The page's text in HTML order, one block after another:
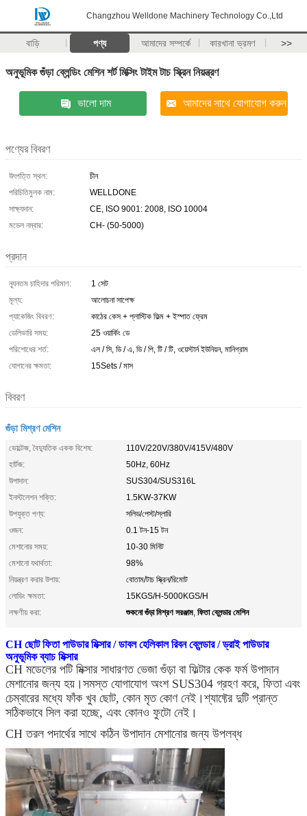
Changzhou Welldone Machinery Technology Co.,Ltd
বাড়ি পণ্য আমাদের সম্পর্কে কারখানা ভ্রমণ >>
অনুভূমিক গুঁড়া ব্লেন্ডিং মেশিন শর্ট মিক্সিং টাইম টাচ স্ক্রিন নিয়ন্ত্রণ
ভালো দাম আমাদের সাথে যোগাযোগ করুন
পণ্যের বিবরণ
উৎপত্তি স্থল:
চীন
পরিচিতিমুলক নাম:
WELLDONE
সাক্ষ্যদান:
CE, ISO 9001: 2008, ISO 10004
মডেল নম্বার:
CH- (50-5000)
প্রদান
ন্যূনতম চাহিদার পরিমাণ:
1 সেট
মূল্য:
আলোচনা সাপেক্ষ
প্যাকেজিং বিবরণ:
কাঠের কেস + প্লাস্টিক ফিল্ম + ইস্পাত ফ্রেম
ডেলিভারি সময়:
25 ওয়ার্কিং ডে
পরিশোধের শর্ত:
এল / সি, ডি / এ, ডি / পি, টি / টি, ওয়েস্টার্ন ইউনিয়ন, মানিগ্রাম
যোগানের ক্ষমতা:
15Sets / মাস
বিবরণ
গুঁড়া মিশ্রণ মেশিন
ভোল্টেজ, বৈদ্যুতিক একক বিশেষ:
110V/220V/380V/415V/480V
হার্টজ:
50Hz, 60Hz
উপাদান:
SUS304/SUS316L
ইনস্টলেশন শক্তি:
1.5KW-37KW
উপযুক্ত পণ্য:
সলিড/পেস্ট/স্লারি
ওজন:
0.1 টন-15 টন
মেশানোর সময়:
10-30 মিনিট
মেশানো যথার্থতা:
98%
নিয়ন্ত্রণ করার উপায়:
বোতাম/টাচ স্ক্রিন/রিমোট
লোডিং ক্ষমতা:
15KGS/H-5000KGS/H
লক্ষণীয় করা:
শুকনো গুঁড়া মিশ্রণ সরঞ্জাম, ফিতা ব্লেন্ডার মেশিন
CH ছোট ফিতা পাউডার মিক্সার / ডাবল হেলিকাল রিবন ব্লেন্ডার / ড্রাই পাউডার
অনুভূমিক ব্যাচ মিক্সার
CH মডেলের পটি মিক্সার সাধারণত ভেজা গুঁড়া বা ফিল্টার কেক ফর্ম উপাদান
মেশানোর জন্য হয়।সমস্ত যোগাযোগ অংশ SUS304 গ্রহণ করে, ফিতা এবং
চেম্বারের মধ্যে ফাঁক খুব ছোট, কোন মৃত কোণ নেই।শ্যাফ্টের দুটি প্রান্ত
সঠিকভাবে সিল করা হচ্ছে, এবং কোনও ফুটো নেই।
CH তরল পদার্থের সাথে কঠিন উপাদান মেশানোর জন্য উপলব্ধ